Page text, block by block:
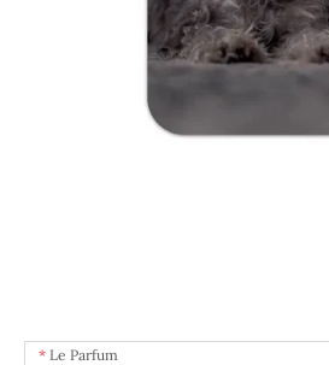
Le Parfum